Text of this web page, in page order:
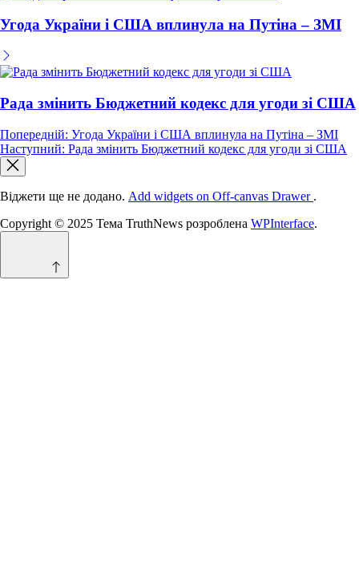
Угода України і США вплинула на Путіна – ЗМІ
Рада змінить Бюджетний кодекс для угоди зі США
Навігація
записів
Попередній: Угода України і США вплинула на Путіна – ЗМІ
Наступний: Рада змінить Бюджетний кодекс для угоди зі США
Віджети ще не додано. Add widgets on Off-canvas Drawer .
Copyright © 2025 Тема TruthNews розроблена WPInterface.